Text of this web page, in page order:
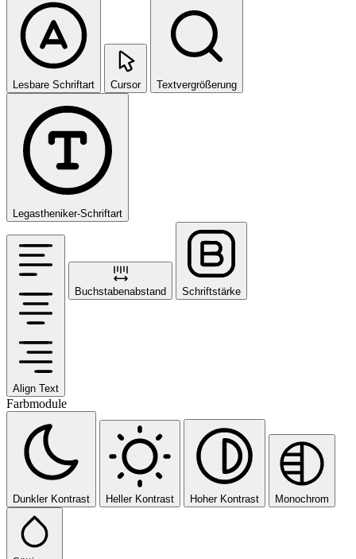
Lesbare Schriftart Cursor Textvergrößerung
Legastheniker-Schriftart
Align Text
Buchstabenabstand Schriftstärke
Farbmodule
Dunkler Kontrast Heller Kontrast Hoher Kontrast Monochrom